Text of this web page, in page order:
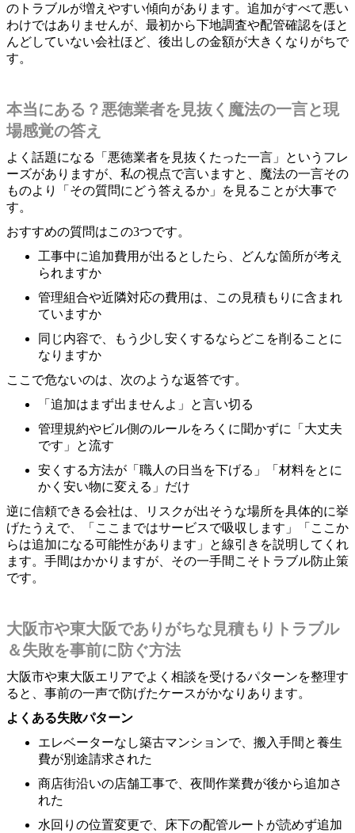
のトラブルが増えやすい傾向があります。追加がすべて悪い
わけではありませんが、最初から下地調査や配管確認をほと
んどしていない会社ほど、後出しの金額が大きくなりがちで
す。
本当にある？悪徳業者を見抜く魔法の一言と現
場感覚の答え
よく話題になる「悪徳業者を見抜くたった一言」というフレ
ーズがありますが、私の視点で言いますと、魔法の一言その
ものより「その質問にどう答えるか」を見ることが大事で
す。
おすすめの質問はこの3つです。
工事中に追加費用が出るとしたら、どんな箇所が考え
られますか
管理組合や近隣対応の費用は、この見積もりに含まれ
ていますか
同じ内容で、もう少し安くするならどこを削ることに
なりますか
ここで危ないのは、次のような返答です。
「追加はまず出ませんよ」と言い切る
管理規約やビル側のルールをろくに聞かずに「大丈夫
です」と流す
安くする方法が「職人の日当を下げる」「材料をとに
かく安い物に変える」だけ
逆に信頼できる会社は、リスクが出そうな場所を具体的に挙
げたうえで、「ここまではサービスで吸収します」「ここか
らは追加になる可能性があります」と線引きを説明してくれ
ます。手間はかかりますが、その一手間こそトラブル防止策
です。
大阪市や東大阪でありがちな見積もりトラブル
＆失敗を事前に防ぐ方法
大阪市や東大阪エリアでよく相談を受けるパターンを整理す
ると、事前の一声で防げたケースがかなりあります。
よくある失敗パターン
エレベーターなし築古マンションで、搬入手間と養生
費が別途請求された
商店街沿いの店舗工事で、夜間作業費が後から追加さ
れた
水回りの位置変更で、床下の配管ルートが読めず追加